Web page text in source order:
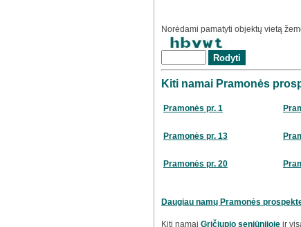
Norėdami pamatyti objektų vietą
Kiti namai Pramonės
Pramonės pr. 1
Pramonės pr. 13
Pramonės pr. 20
Daugiau namų Pramonės
Kiti namai Gričiupio seniūnijoje ir